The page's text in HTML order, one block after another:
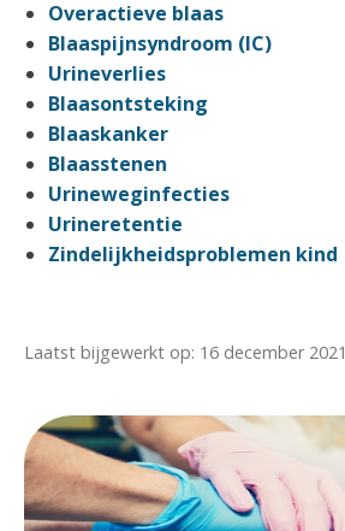
Overactieve blaas
Blaaspijnsyndroom (IC)
Urineverlies
Blaasontsteking
Blaaskanker
Blaasstenen
Urineweginfecties
Urineretentie
Zindelijkheidsproblemen kind
Laatst bijgewerkt op: 16 december 2021